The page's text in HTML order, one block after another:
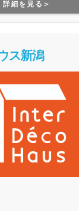
詳細を見る＞
ス新潟